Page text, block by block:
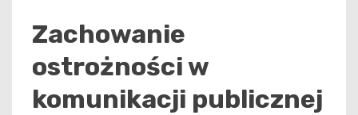
Zachowanie
ostrożności w
komunikacji publicznej